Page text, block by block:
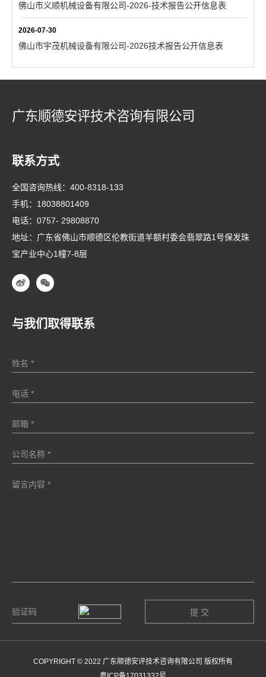
佛山市义顺机械设备有限公司-2026-技术报告公开信息表
2026-07-30
佛山市宇茂机械设备有限公司-2026技术报告公开信息表
广东顺德安评技术咨询有限公司
联系方式
全国咨询热线： 400-8318-133
手机： 18038801409
电话： 0757- 29808870
地址：广东省佛山市顺德区伦教街道羊额村委会翡翠路1号保发珠
宝产业中心1幢7-8层
与我们取得联系
COPYRIGHT © 2022 广东顺德安评技术咨询有限公司 版权所有